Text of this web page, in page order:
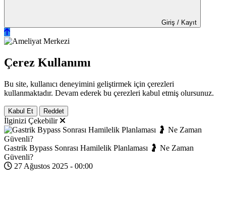
Giriş / Kayıt
Çerez Kullanımı
Bu site, kullanıcı deneyimini geliştirmek için çerezleri
kullanmaktadır. Devam ederek bu çerezleri kabul etmiş olursunuz.
Kabul Et Reddet
İlginizi Çekebilir
Gastrik Bypass Sonrası Hamilelik Planlaması 🤰 Ne Zaman
Güvenli?
27 Ağustos 2025 - 00:00